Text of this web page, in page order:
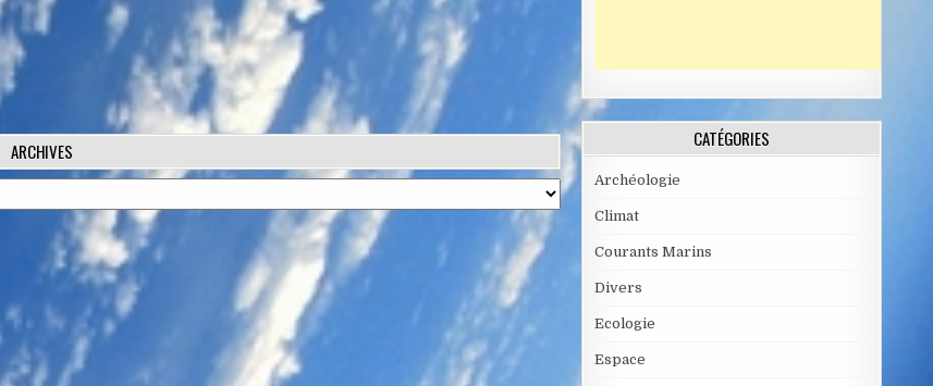
ARCHIVES
CATÉGORIES
Archéologie
Climat
Courants Marins
Divers
Ecologie
Espace